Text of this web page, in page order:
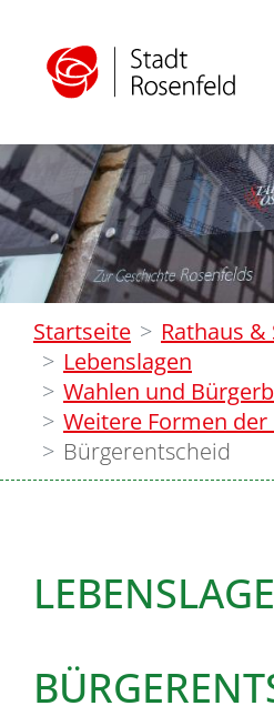
Startseite
Rathaus &
Lebenslagen
Wahlen und
Weitere Formen
Bürgerentscheid